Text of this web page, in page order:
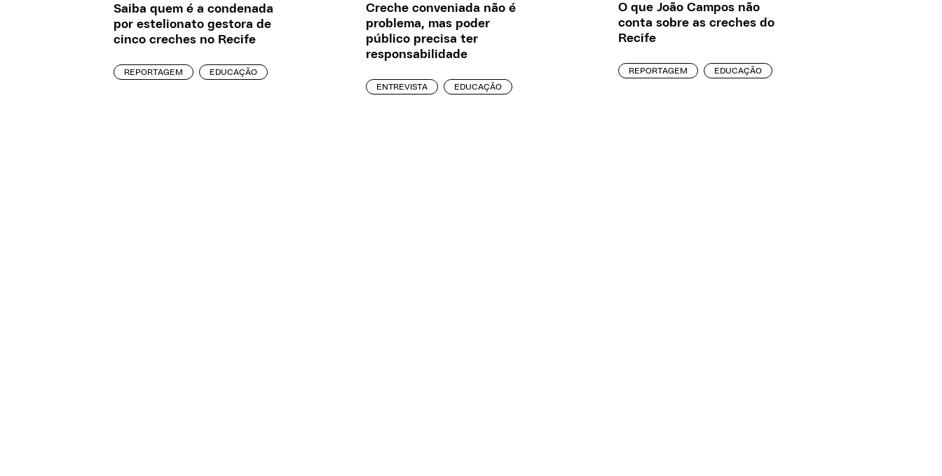
Saiba quem é a condenada
por estelionato gestora de
cinco creches no Recife
REPORTAGEM EDUCAÇÃO
Creche conveniada não é
problema, mas poder
público precisa ter
responsabilidade
ENTREVISTA EDUCAÇÃO
O que João Campos não
conta sobre as creches do
Recife
REPORTAGEM EDUCAÇÃO